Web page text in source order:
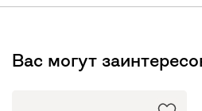
Вас могут